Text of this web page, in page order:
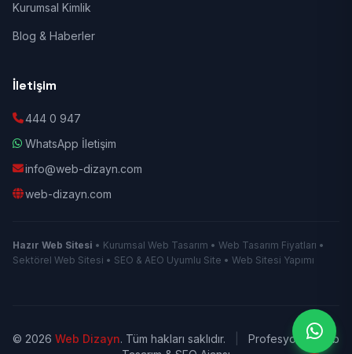
Kurumsal Kimlik
Blog & Haberler
İletişim
444 0 947
WhatsApp İletişim
info@web-dizayn.com
web-dizayn.com
Hazır Web Sitesi • Kurumsal Web Tasarım • Web Tasarım Fiyatları •
Sektörel Web Sitesi • SEO & AEO Uyumlu Site • Web Sitesi Yapımı
© 2026 Web Dizayn. Tüm hakları saklıdır.
Profesyonel Web